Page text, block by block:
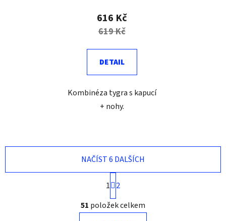
616 Kč
619 Kč
DETAIL
Kombinéza tygra s kapucí
+ nohy.
O
v
NAČÍST 6 DALŠÍCH
S
t
r
á
n
1
2
51 položek celkem